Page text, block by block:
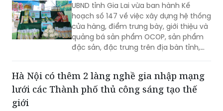
UBND tỉnh Gia Lai vừa ban hành Kế
hoạch số 147 về việc xây dựng hệ thống
cửa hàng, điểm trưng bày, giới thiệu và
quảng bá sản phẩm OCOP, sản phẩm
đặc sản, đặc trưng trên địa bàn tỉnh,
thúc đẩy phát triển du lịch địa phương.
Hà Nội có thêm 2 làng nghề gia nhập mạng
lưới các Thành phố thủ công sáng tạo thế
giới